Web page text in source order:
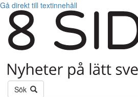
Gå direkt till textinnehåll
Sök